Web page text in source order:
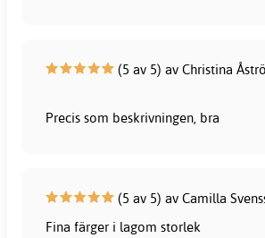
(5 av 5) av Christina
Precis som beskrivningen, bra
(5 av 5) av Camilla
Fina färger i lagom storlek